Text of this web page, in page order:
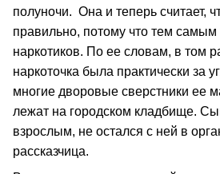
полуночи. Она и теперь считает,
правильно, потому что тем самым
наркотиков. По ее словам, в том
наркоточка была практически за
многие дворовые сверстники ее
лежат на городском кладбище.
взрослым, не остался с ней в
рассказчица.